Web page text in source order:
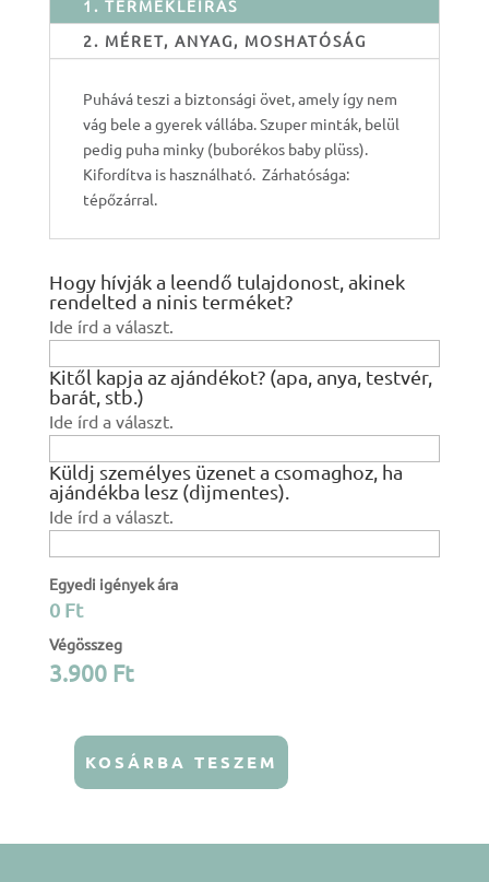
1. TERMÉKLEÍRÁS
2. MÉRET, ANYAG, MOSHATÓSÁG
Puhává teszi a biztonsági övet, amely így nem
vág bele a gyerek vállába. Szuper minták, belül
pedig puha minky (buborékos baby plüss).
Kifordítva is használható. Zárhatósága:
tépőzárral.
Hogy hívják a leendő tulajdonost, akinek
rendelted a ninis terméket?
Ide írd a választ.
Kitől kapja az ajándékot? (apa, anya, testvér,
barát, stb.)
Ide írd a választ.
Küldj személyes üzenet a csomaghoz, ha
ajándékba lesz (dìjmentes).
Ide írd a választ.
Egyedi igények ára
0 Ft
Végösszeg
3.900 Ft
Biztonsági
-
KOSÁRBA TESZEM